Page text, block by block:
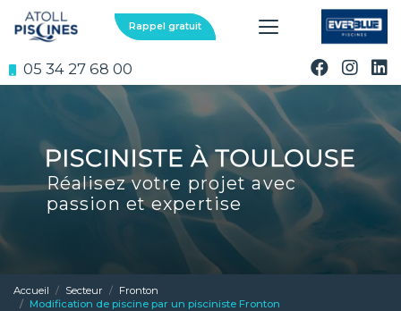
au
contenu
05 34 27 68 00
Rappel gratuit
Réalisez votre projet avec
passion et expertise
Accueil Secteur
Fronton
Modification de piscine par un pisciniste Fronton